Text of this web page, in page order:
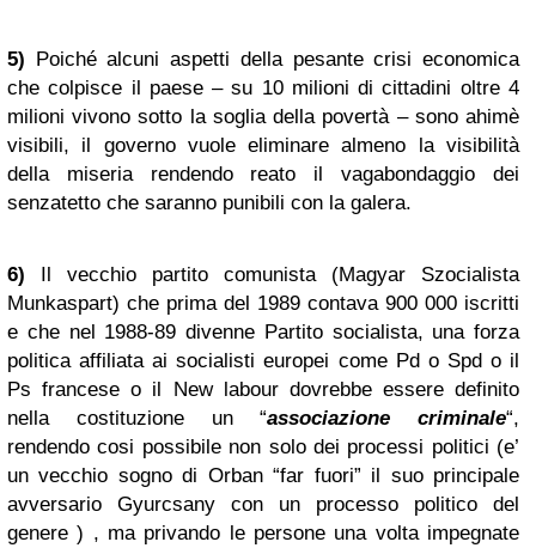
5) Poiché alcuni aspetti della pesante crisi economica
che colpisce il paese – su 10 milioni di cittadini oltre 4
milioni vivono sotto la soglia della povertà – sono ahimè
visibili, il governo vuole eliminare almeno la visibilità
della miseria rendendo reato il vagabondaggio dei
senzatetto che saranno punibili con la galera.
6) Il vecchio partito comunista (Magyar Szocialista
Munkaspart) che prima del 1989 contava 900 000 iscritti
e che nel 1988-89 divenne Partito socialista, una forza
politica affiliata ai socialisti europei come Pd o Spd o il
Ps francese o il New labour dovrebbe essere definito
nella costituzione un “associazione criminale“,
rendendo cosi possibile non solo dei processi politici (e’
un vecchio sogno di Orban “far fuori” il suo principale
avversario Gyurcsany con un processo politico del
genere ) , ma privando le persone una volta impegnate